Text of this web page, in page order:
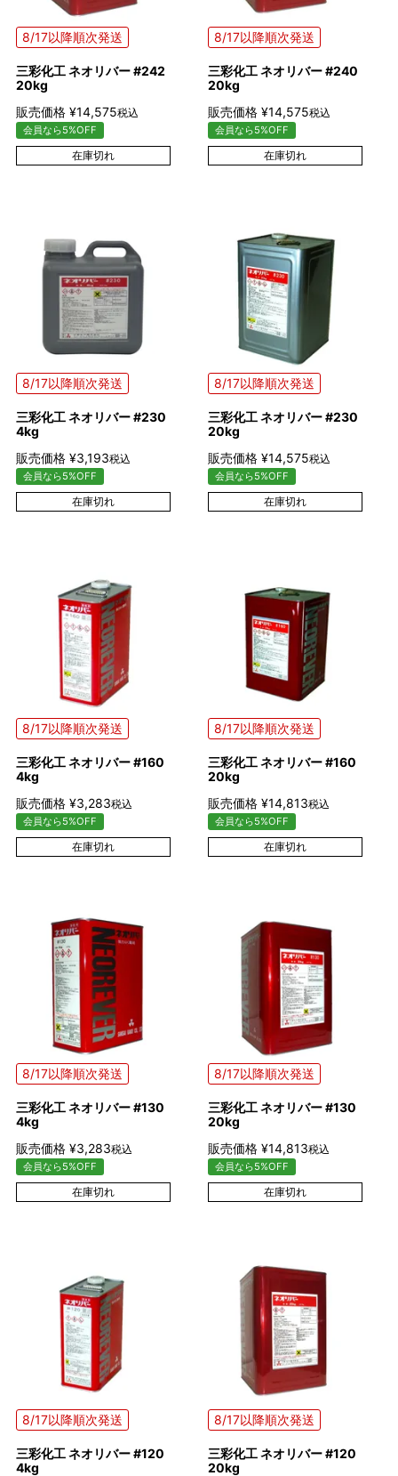
8/17以降順次発送
三彩化工 ネオリバー #242
20kg
販売価格 ¥14,575税込
会員なら5%OFF
在庫切れ
8/17以降順次発送
三彩化工 ネオリバー #240
20kg
販売価格 ¥14,575税込
会員なら5%OFF
在庫切れ
8/17以降順次発送
三彩化工 ネオリバー #230
4kg
販売価格 ¥3,193税込
会員なら5%OFF
在庫切れ
8/17以降順次発送
三彩化工 ネオリバー #230
20kg
販売価格 ¥14,575税込
会員なら5%OFF
在庫切れ
8/17以降順次発送
三彩化工 ネオリバー #160
4kg
販売価格 ¥3,283税込
会員なら5%OFF
在庫切れ
8/17以降順次発送
三彩化工 ネオリバー #160
20kg
販売価格 ¥14,813税込
会員なら5%OFF
在庫切れ
8/17以降順次発送
三彩化工 ネオリバー #130
4kg
販売価格 ¥3,283税込
会員なら5%OFF
在庫切れ
8/17以降順次発送
三彩化工 ネオリバー #130
20kg
販売価格 ¥14,813税込
会員なら5%OFF
在庫切れ
8/17以降順次発送
三彩化工 ネオリバー #120
4kg
8/17以降順次発送
三彩化工 ネオリバー #120
20kg